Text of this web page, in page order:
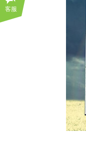
客服